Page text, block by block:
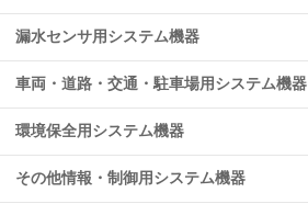
漏水センサ用システム機器
車両・道路・交通・駐車場用システム機器
環境保全用システム機器
その他情報・制御用システム機器